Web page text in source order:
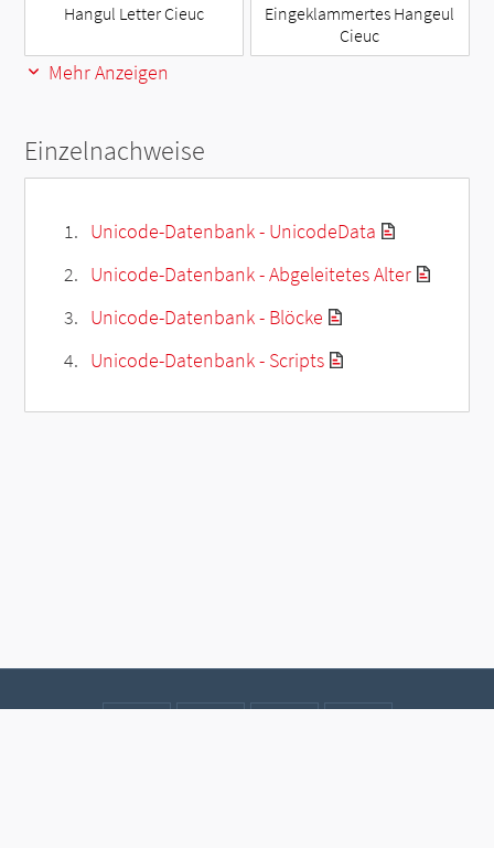
Hangul Letter Cieuc
Eingeklammertes Hangeul
Cieuc
Mehr Anzeigen
Einzelnachweise
Unicode-Datenbank - UnicodeData
Unicode-Datenbank - Abgeleitetes Alter
Unicode-Datenbank - Blöcke
Unicode-Datenbank - Scripts